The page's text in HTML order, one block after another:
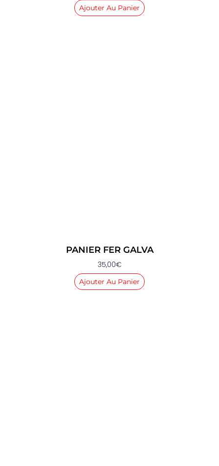
Ajouter Au Panier
PANIER FER GALVA
35,00€
Ajouter Au Panier